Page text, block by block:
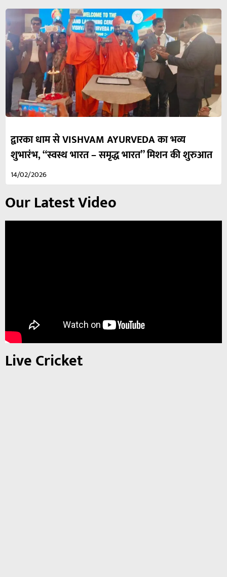
द्वारका धाम से VISHVAM AYURVEDA का भव्य
शुभारंभ, “स्वस्थ भारत – समृद्ध भारत” मिशन की शुरुआत
14/02/2026
Our Latest Video
Live Cricket